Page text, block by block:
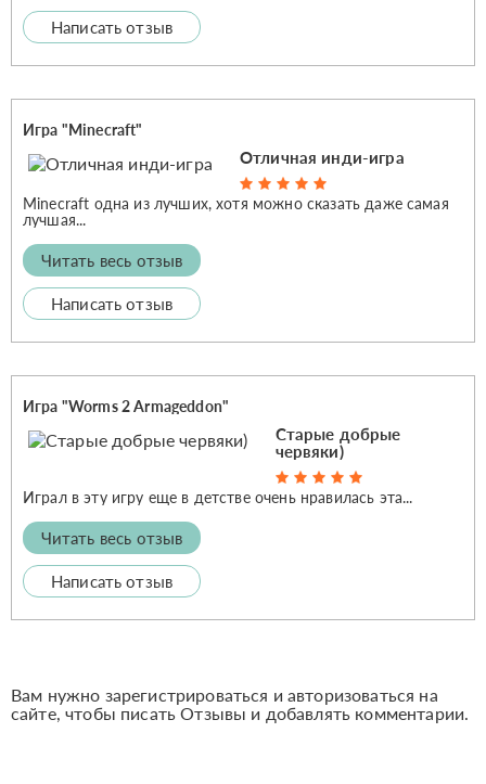
Написать отзыв
Игра "Minecraft"
Отличная инди-игра
Minecraft одна из лучших, хотя можно сказать даже самая
лучшая...
Читать весь отзыв
Написать отзыв
Игра "Worms 2 Armageddon"
Старые добрые
червяки)
Играл в эту игру еще в детстве очень нравилась эта...
Читать весь отзыв
Написать отзыв
Вам нужно зарегистрироваться и авторизоваться на
сайте, чтобы писать Отзывы и добавлять комментарии.